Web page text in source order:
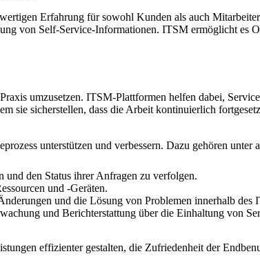
Erfahrung für sowohl Kunden als auch
von Self-Service-Informationen. ITSM ermöglicht es
umzusetzen. ITSM-Plattformen helfen dabei,
sie sicherstellen, dass die Arbeit kontinuierlich
unterstützen und verbessern. Dazu gehören unter
und den Status ihrer Anfragen zu verfolgen.
und -Geräten.
und die Lösung von Problemen innerhalb des
und Berichterstattung über die Einhaltung von
effizienter gestalten, die Zufriedenheit der